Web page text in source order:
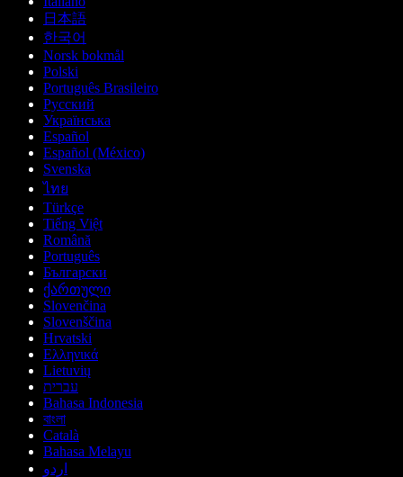
日本語
한국어
Norsk bokmål
Polski
Português Brasileiro
Русский
Українська
Español
Español (México)
Svenska
ไทย
Türkçe
Tiếng Việt
Română
Português
Български
ქართული
Slovenčina
Slovenščina
Hrvatski
Ελληνικά
Lietuvių
עברית
Bahasa Indonesia
বাংলা
Català
Bahasa Melayu
اردو